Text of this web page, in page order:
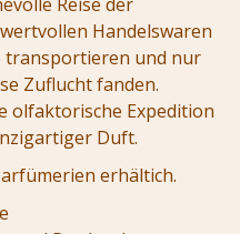
Handelswaren
transportieren und nur
Zuflucht fanden.
olfaktorische Expedition
Duft.
erhältich.